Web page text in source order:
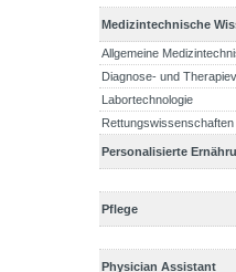
Medizintechnische
Allgemeine
Diagnose- und
Labortechnologie
Rettungswissenschaften
Personalisierte
Pflege
Physician Assistant